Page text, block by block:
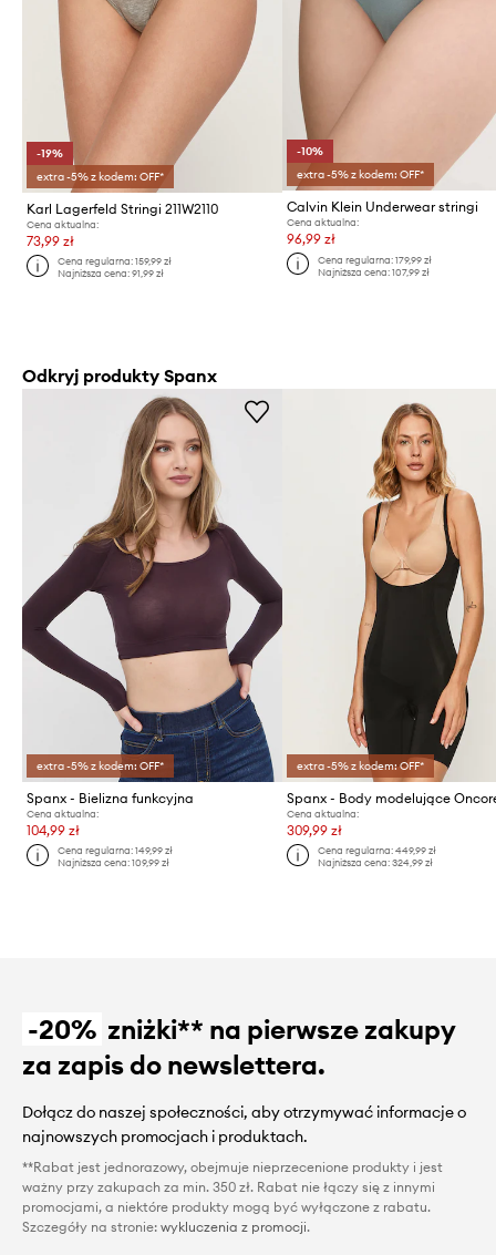
-19%
extra -5% z kodem: OFF*
Karl Lagerfeld Stringi 211W2110
Cena aktualna:
73,99 zł
Cena regularna:159,99 zł
Najniższa cena:91,99 zł
-10%
extra -5% z kodem: OFF*
Calvin Klein Underwear stringi
Cena aktualna:
96,99 zł
Cena regularna: 179,99 zł
Najniższa cena: 107,99 zł
Odkryj produkty Spanx
extra -5% z kodem: OFF*
Spanx - Bielizna funkcyjna
Cena aktualna:
104,99 zł
Cena regularna:149,99 zł
Najniższa cena:109,99 zł
extra -5% z kodem: OFF*
Cena aktualna:
309,99 zł
Cena regularna: 449,99 zł
Najniższa cena: 324,99 zł
-20% zniżki** na pierwsze zakupy
za zapis do newslettera.
Dołącz do naszej społeczności, aby otrzymywać informacje o
najnowszych promocjach i produktach.
**Rabat jest jednorazowy, obejmuje nieprzecenione produkty i jest
ważny przy zakupach za min. 350 zł. Rabat nie łączy się z innymi
promocjami, a niektóre produkty mogą być wyłączone z rabatu.
Szczegóły na stronie: wykluczenia z promocji.